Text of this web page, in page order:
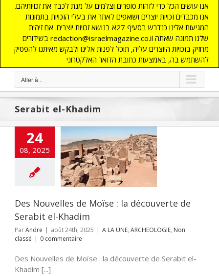
אנו עושים הכל כדי לזהות סופרים וצלמים על מנת לכבד את זכויותיהם.
אנו מכבדים זכויות יוצרים ושואפים לאתר את בעלי הזכויות בתמונות
המגיעות אלינו כנדרש בסעיף 27א בנושא זכויות יוצרים. אם זיהית
בשידורים redaction@israelmagazine.co.il שלנו תמונה שאתה
מחזיק בזכויות היוצרים עליה, תוכל לפנות אלינו ולבקש מאיתנו להפסיק
להשתמש בה, באמצעות כתובת הדואר האלקטרוני
Aller à...
Serabit el-Khadim
24
08, 2025
de Moïse
de
el-Khadim
ARCHEOLOGIE
Des Nouvelles de Moïse : la découverte de
Serabit el-Khadim
ParAndre | août 24th, 2025 | A LA UNE, ARCHEOLOGIE, Non
classé | 0 commentaire
Des Nouvelles de Moïse : la découverte de Serabit el-
Khadim [...]